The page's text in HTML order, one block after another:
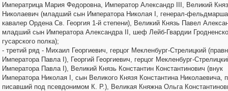
Императрица Мария Федоровна, Император Александр III, Великий
Николаевич (младший сын Императора Николая I, генерал-
кавалер Ордена Св. Георгия 1-й степени), Великий Князь Павел
младший сын Императора Александра II, шеф Лейб-Гвардии
гусарского полка);
- третий ряд - Михаил Георгиевич, герцог Мекленбург-Стрелицкий
Императора Павла I), Георгий Георгиевич, герцог Мекленбург-
Императора Павла I), Великий Князь Константин Константинович (внук
Императора Николая I, сын Великого Князя Константина Николаевича,
писавший под псевдонимом К. Р.), Великая Княжна Ольга